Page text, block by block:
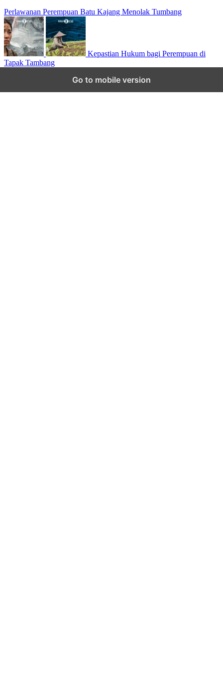
Perlawanan Perempuan Batu Kajang Menolak Tumbang
Kepastian Hukum bagi Perempuan di
Tapak Tambang
Go to mobile version